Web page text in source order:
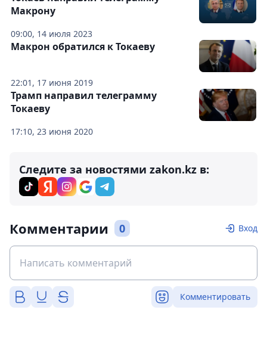
09:00, 14 июля 2023
Макрону
22:01, 17 июня 2019
Макрон обратился к Токаеву
17:10, 23 июня 2020
Трамп направил телеграмму
Токаеву
Следите за новостями zakon.kz в:
Комментарии 0 Вход
Комментировать